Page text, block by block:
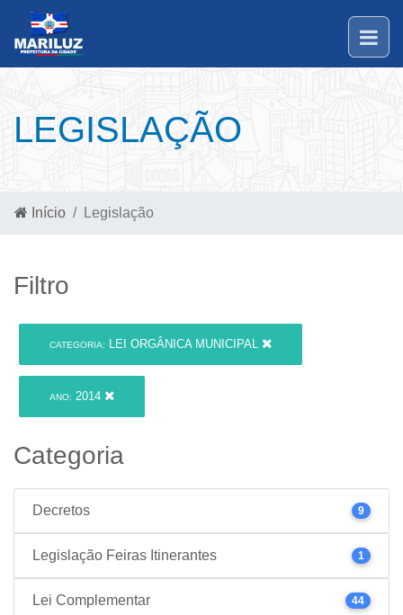
LEGISLAÇÃO
Início Legislação
Filtro
CATEGORIA: LEI ORGÂNICA MUNICIPAL
ANO: 2014
Categoria
Decretos 9
Legislação Feiras Itinerantes 1
Lei Complementar 44